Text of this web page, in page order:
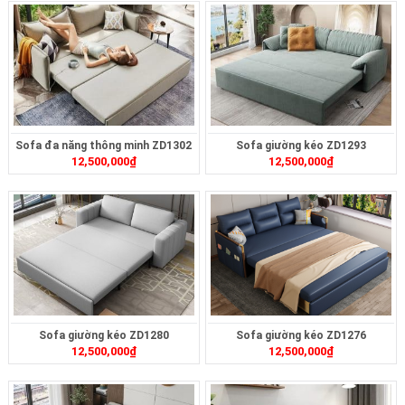
Sofa đa năng thông minh ZD1302
12,500,000₫
Sofa giường kéo ZD1293
12,500,000₫
Sofa giường kéo ZD1280
12,500,000₫
Sofa giường kéo ZD1276
12,500,000₫